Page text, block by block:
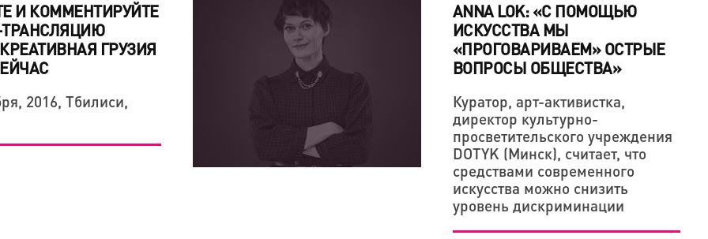
И КОММЕНТИРУЙТЕ
ГРУЗИЯ
2016, Тбилиси,
ANNA LOK: «С ПОМОЩЬЮ
ИСКУССТВА МЫ
«ПРОГОВАРИВАЕМ» ОСТРЫЕ
ВОПРОСЫ ОБЩЕСТВА»
Куратор, арт-активистка,
директор культурно-
просветительского учреждения
DOTYK (Минск), считает, что
средствами современного
искусства можно снизить
уровень дискриминации